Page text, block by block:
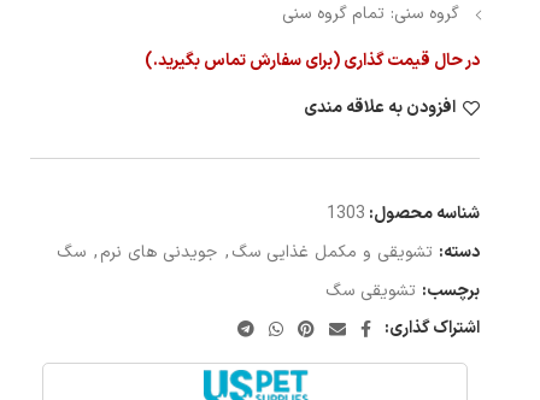
گروه سنی: تمام گروه سنی
در حال قیمت گذاری (برای سفارش تماس بگیرید.)
افزودن به علاقه مندی
شناسه محصول: 1303
دسته: تشویقی و مکمل غذایی سگ, جویدنی های نرم, سگ
برچسب: تشویقی سگ
اشتراک گذاری: